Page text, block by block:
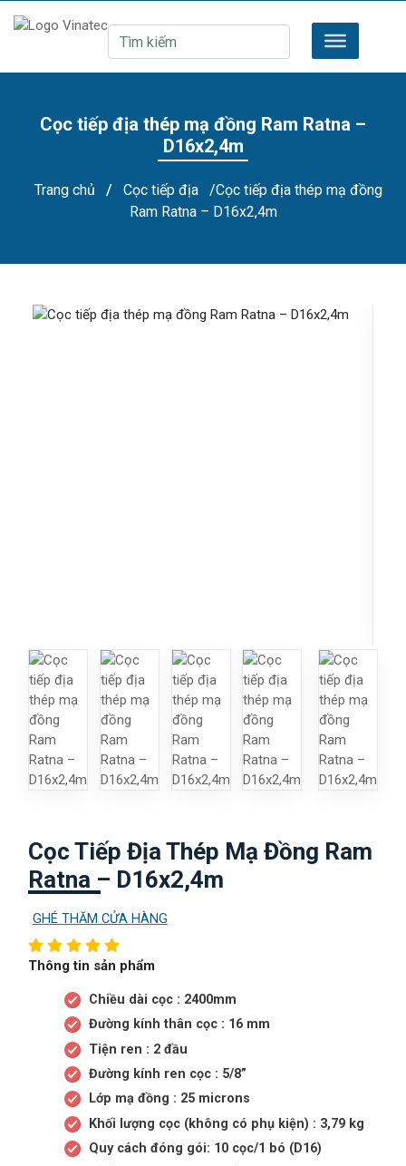
Cọc tiếp địa thép mạ đồng Ram Ratna –
D16x2,4m
Trang chủ / Cọc tiếp địa
/Cọc tiếp địa thép mạ đồng
Ram Ratna – D16x2,4m
Cọc Tiếp Địa Thép Mạ Đồng Ram
Ratna – D16x2,4m
GHÉ THĂM CỬA HÀNG
Thông tin sản phẩm
Chiều dài cọc : 2400mm
Đường kính thân cọc : 16 mm
Tiện ren : 2 đầu
Đường kính ren cọc : 5/8”
Lớp mạ đồng : 25 microns
Khối lượng cọc (không có phụ kiện) : 3,79 kg
Quy cách đóng gói: 10 cọc/1 bó (D16)